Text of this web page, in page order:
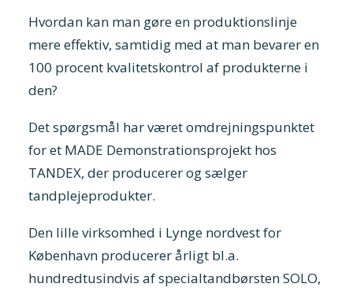
Hvordan kan man gøre en produktionslinje
mere effektiv, samtidig med at man bevarer en
100 procent kvalitetskontrol af produkterne i
den?
Det spørgsmål har været omdrejningspunktet
for et MADE Demonstrationsprojekt hos
TANDEX, der producerer og sælger
tandplejeprodukter.
Den lille virksomhed i Lynge nordvest for
København producerer årligt bl.a.
hundredtusindvis af specialtandbørsten SOLO,